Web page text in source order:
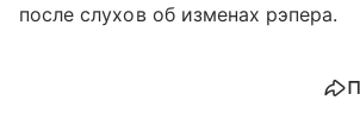
после слухов об изменах рэпера.